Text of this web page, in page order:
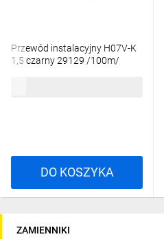
Przewód instalacyjny H07V-K
1,5 czarny 29129 /100m/
DO KOSZYKA
ZAMIENNIKI